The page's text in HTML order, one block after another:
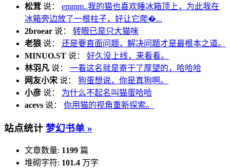
松茸 说： emmm..我的猫也喜欢睡冰箱顶上，为此我在
冰箱旁边放了一根柱子，好让它爬�...
2broear 说： 转眼已是只大猫咪
老狼 说： 还是要直面问题，解决问题才是最根本之道。
MINUO.ST 说： 好久没上线，来看看。
林羽凡 说： 一看这名就是寄于了厚望的，哈哈哈
网友小宋 说： 狗蛋想说，你是真狗啊。
小彦 说： 为什么不起名叫猫蛋哈哈
acevs 说： 你用猫的视角重新探索。
站点统计 梦幻书单 »
文章数量: 1199 篇
堆砌字符: 101.4 万字